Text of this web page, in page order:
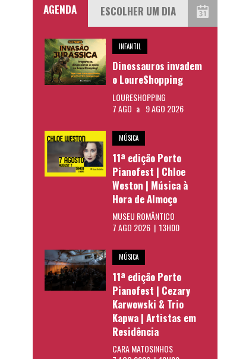
AGENDA
INFANTIL
Dinossauros invadem
o LoureShopping
LOURESHOPPING
7 AGO a 9 AGO 2026
MÚSICA
11ª edição Porto
Pianofest | Chloe
Weston | Música à
Hora de Almoço
MUSEU ROMÂNTICO
7 AGO 2026 | 13H00
MÚSICA
11ª edição Porto
Pianofest | Cezary
Karwowski & Trio
Kapwa | Artistas em
Residência
CARA MATOSINHOS